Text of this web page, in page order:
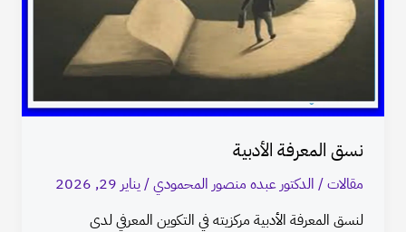
نسق المعرفة الأدبية
مقالات/ الدكتور عبده منصور المحمودي/يناير 29, 2026
لنسق المعرفة الأدبية مركزيته في التكوين المعرفي لدى